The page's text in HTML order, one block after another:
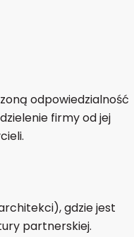
odpowiedzialność
firmy od jej
gdzie jest
partnerskiej.